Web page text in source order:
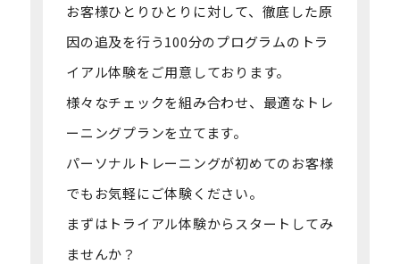
お客様ひとりひとりに対して、徹底した原
因の追及を行う100分のプログラムの トラ
イアル体験をご用意しております。
様々なチェックを組み合わせ、最適なトレ
ーニングプランを立てます。
パーソナルトレーニングが初めてのお客様
でもお気軽にご体験ください。
まずはトライアル体験からスタートしてみ
ませんか？